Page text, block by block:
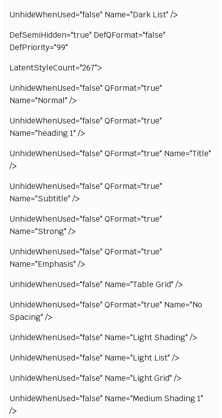
UnhideWhenUsed="false" Name="Dark List" />
DefSemiHidden="true" DefQFormat="false"
DefPriority="99"
LatentStyleCount="267">
UnhideWhenUsed="false" QFormat="true"
Name="Normal" />
UnhideWhenUsed="false" QFormat="true"
Name="heading 1" />
UnhideWhenUsed="false" QFormat="true" Name="Title"
/>
UnhideWhenUsed="false" QFormat="true"
Name="Subtitle" />
UnhideWhenUsed="false" QFormat="true"
Name="Strong" />
UnhideWhenUsed="false" QFormat="true"
Name="Emphasis" />
UnhideWhenUsed="false" Name="Table Grid" />
UnhideWhenUsed="false" QFormat="true" Name="No
Spacing" />
UnhideWhenUsed="false" Name="Light Shading" />
UnhideWhenUsed="false" Name="Light List" />
UnhideWhenUsed="false" Name="Light Grid" />
UnhideWhenUsed="false" Name="Medium Shading 1"
/>